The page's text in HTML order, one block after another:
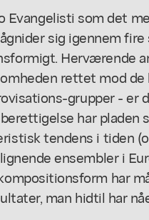
Evangelisti som det
sig igennem fire
Herværende
rettet mod de
grupper - er
har pladen
tendens i tiden
ensembler i
har
man hidtil har